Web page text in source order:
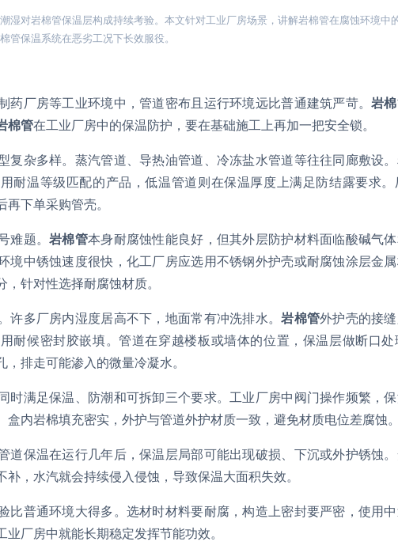
湿对岩棉管保温层构成持续考验。本文针对工业厂房场景，讲解岩棉管在腐蚀环境中
管保温系统在恶劣工况下长效服役。
药厂房等工业环境中，管道密布且运行环境远比普通建筑严苛。岩
棉管在工业厂房中的保温防护，要在基础施工上再加一把安全锁。
复杂多样。蒸汽管道、导热油管道、冷冻盐水管道等往往同廊敷设。
耐温等级匹配的产品，低温管道则在保温厚度上满足防结露要求
下单采购管壳。
难题。岩棉管本身耐腐蚀性能良好，但其外层防护材料面临酸碱气体
境中锈蚀速度很快，化工厂房应选用不锈钢外护壳或耐腐蚀涂层金
针对性选择耐腐蚀材质。
许多厂房内湿度居高不下，地面常有冲洗排水。岩棉管外护壳的接
耐候密封胶嵌填。管道在穿越楼板或墙体的位置，保温层做断口
排走可能渗入的微量冷凝水。
时满足保温、防潮和可拆卸三个要求。工业厂房中阀门操作频繁，
内岩棉填充密实，外护与管道外护材质一致，避免材质电位差腐蚀。
道保温在运行几年后，保温层局部可能出现破损、下沉或外护锈蚀
，水汽就会持续侵入侵蚀，导致保温大面积失效。
比普通环境大得多。选材时材料要耐腐，构造上密封要严密，使用
厂房中就能长期稳定发挥节能功效。